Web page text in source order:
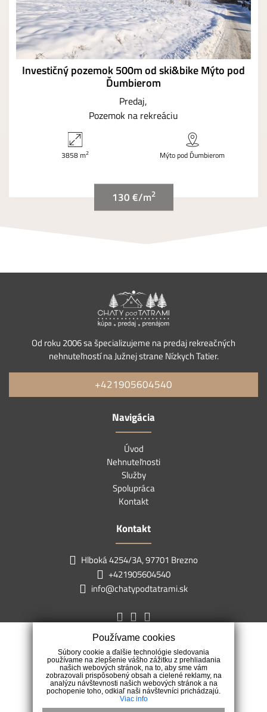
Investičný pozemok 500m od ski&bike Mýto pod
Ďumbierom
Predaj
Pozemok na rekreáciu
3858 m2 Mýto pod Ďumbierom
130 €/m2
Od roku 2006 sa špecializujeme na predaj rekreačných
nehnuteľností na Južnej strane Nízkych Tatier.
+421905604540
Navigácia
Úvod
Nehnuteľnosti
Služby
Spolupráca
Kontakt
Kontakt
Hlboká 4254/3A, 97701 Brezno
+421905604540
info@chatypodtatrami.sk
Používame cookies
Súbory cookie a ďalšie technológie sledovania
používame na zlepšenie vášho zážitku z prehliadania
našich webových stránok, na to, aby sme vám
zobrazovali prispôsobený obsah a cielené reklamy, na
analýzu návštevnosti našich webových stránok a na
pochopenie toho, odkiaľ naši návštevníci prichádzajú.
Viac info